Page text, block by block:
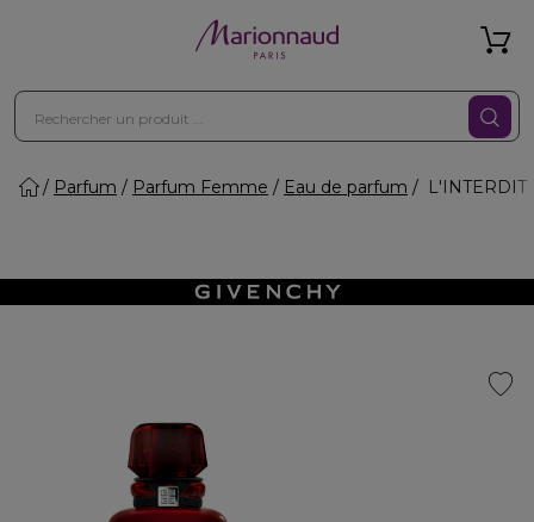
Parfum Parfum Femme Eau de parfum L'INTERDIT